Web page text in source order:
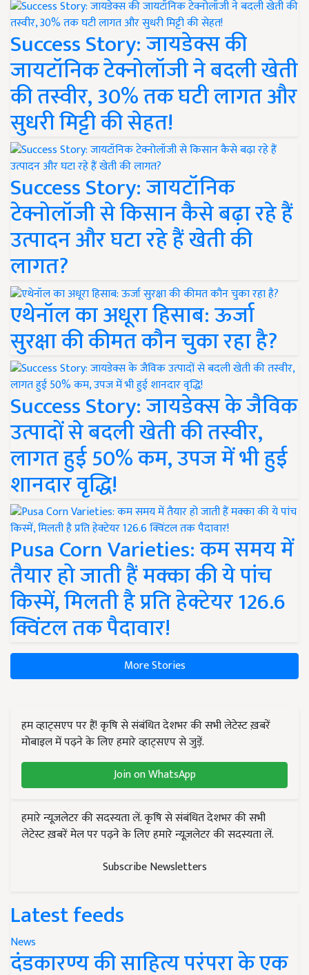
Success Story: जायडेक्स की
जायटॉनिक टेक्नोलॉजी ने बदली खेती
की तस्वीर, 30% तक घटी लागत और
सुधरी मिट्टी की सेहत!
Success Story: जायटॉनिक
टेक्नोलॉजी से किसान कैसे बढ़ा रहे हैं
उत्पादन और घटा रहे हैं खेती की
लागत?
एथेनॉल का अधूरा हिसाब: ऊर्जा
सुरक्षा की कीमत कौन चुका रहा है?
Success Story: जायडेक्स के जैविक
उत्पादों से बदली खेती की तस्वीर,
लागत हुई 50% कम, उपज में भी हुई
शानदार वृद्धि!
Pusa Corn Varieties: कम समय में
तैयार हो जाती हैं मक्का की ये पांच
किस्में, मिलती है प्रति हेक्टेयर 126.6
क्विंटल तक पैदावार!
More Stories
हम व्हाट्सएप पर हैं! कृषि से संबंधित देशभर की सभी लेटेस्ट ख़बरें
मोबाइल में पढ़ने के लिए हमारे व्हाट्सएप से जुड़ें.
Join on WhatsApp
हमारे न्यूज़लेटर की सदस्यता लें. कृषि से संबंधित देशभर की सभी
लेटेस्ट ख़बरें मेल पर पढ़ने के लिए हमारे न्यूज़लेटर की सदस्यता लें.
Subscribe Newsletters
Latest feeds
News
दंडकारण्य की साहित्य परंपरा के एक